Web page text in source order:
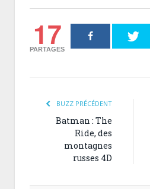
17
PARTAGES
BUZZ PRÉCÉDENT
Batman : The
Ride, des
montagnes
russes 4D